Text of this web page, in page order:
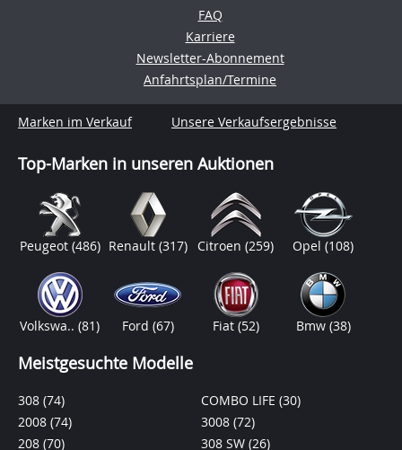
FAQ
Karriere
Newsletter-Abonnement
Anfahrtsplan/Termine
Marken im Verkauf Unsere Verkaufsergebnisse
Top-Marken in unseren Auktionen
Peugeot (486) Renault (317) Citroen(259) Opel(108)
Volkswa..(81) Ford (67) Fiat (52) Bmw (38)
Meistgesuchte Modelle
308 (74)
2008 (74)
208 (70)
COMBO LIFE (30)
3008 (72)
308 SW (26)